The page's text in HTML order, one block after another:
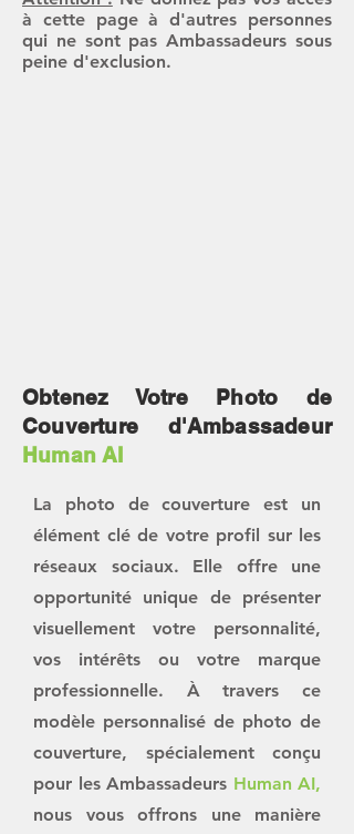
à cette page à d'autres personnes
qui ne sont pas Ambassadeurs sous
peine d'exclusion.
Obtenez Votre Photo de
Couverture d'Ambassadeur
Human AI
La photo de couverture est un
élément clé de votre profil sur les
réseaux sociaux. Elle offre une
opportunité unique de présenter
visuellement votre personnalité,
vos intérêts ou votre marque
professionnelle. À travers ce
modèle personnalisé de photo de
couverture, spécialement conçu
pour les Ambassadeurs Human AI,
nous vous offrons une manière